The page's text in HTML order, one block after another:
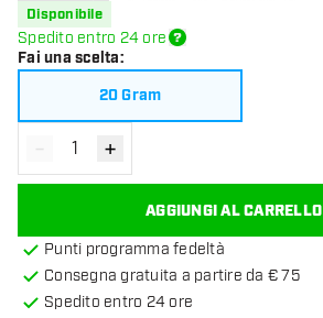
Disponibile
Spedito entro 24 ore
Fai una scelta:
20 Gram
Diminuisci quantità
- Aumenta quantità
+
AGGIUNGI AL CARRELLO
Punti programma fedeltà
Consegna gratuita a partire da € 75
Spedito entro 24 ore